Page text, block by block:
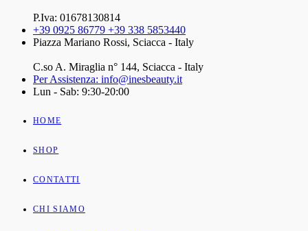
P.Iva: 01678130814
+39 0925 86779 +39 338 5853440
Piazza Mariano Rossi, Sciacca - Italy
C.so A. Miraglia n° 144, Sciacca - Italy
Per Assistenza: info@inesbeauty.it
Lun - Sab: 9:30-20:00
HOME
SHOP
CONTATTI
CHI SIAMO